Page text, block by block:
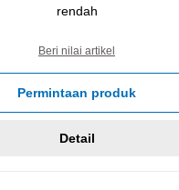
rendah
Beri nilai artikel
Permintaan produk
Detail